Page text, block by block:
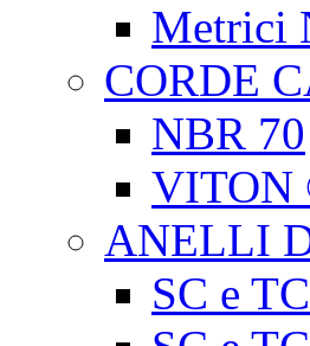
Metrici
CORDE
NBR 70
VITON
ANELLI
SC e